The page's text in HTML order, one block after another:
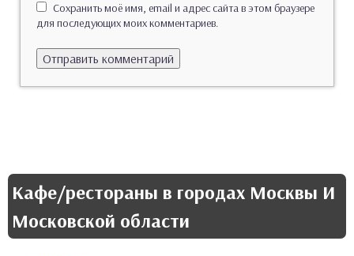
Сохранить моё имя, email и адрес сайта в этом браузере
для последующих моих комментариев.
Кафе/рестораны в городах Москвы И
Московской области